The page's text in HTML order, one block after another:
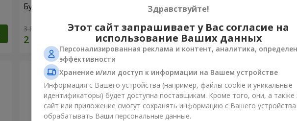
Букет "Обаяние"
3 856 грн Заказать
Букет "Мадейра"
1 764 грн
Здравствуйте!
Этот сайт запрашивает у Вас согласие на
использование Ваших данных
Персонализированная реклама и контент, аналитика,
эффективности
Хранение и/или доступ к информации на Вашем устройстве
Информация с Вашего устройства (например, файлы cookie и уникальные
идентификаторы) будет доступна поставщикам. Кроме того, они, а также
сайт или приложение смогут сохранять информацию с Вашего устройства
обрабатывать Ваши персональные данные.